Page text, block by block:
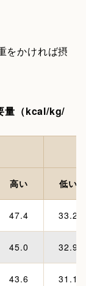
をかければ摂
量（kcal/kg/
高い 低い
47.4 33.2
45.0 32.9
43.6 31.1